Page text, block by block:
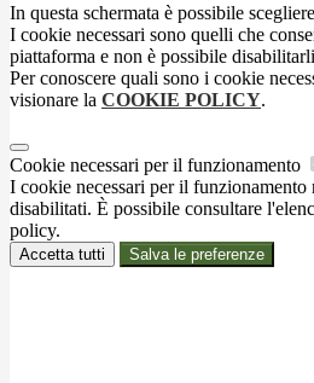
In questa schermata è possibile
I cookie necessari sono quelli che
piattaforma e non è possibile
Per conoscere quali sono i cookie
visionare la COOKIE POLICY.
Cookie necessari per il funzionamento
I cookie necessari per il funzionamento
disabilitati. È possibile consultare
policy.
Accetta tutti Salva le preferenze